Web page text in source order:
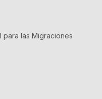
para las Migraciones